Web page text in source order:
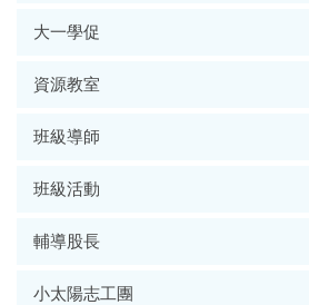
大一學促
資源教室
班級導師
班級活動
輔導股長
小太陽志工團